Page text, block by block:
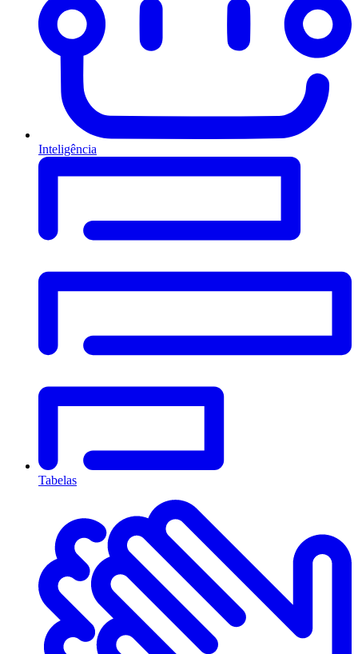
Inteligência
Tabelas